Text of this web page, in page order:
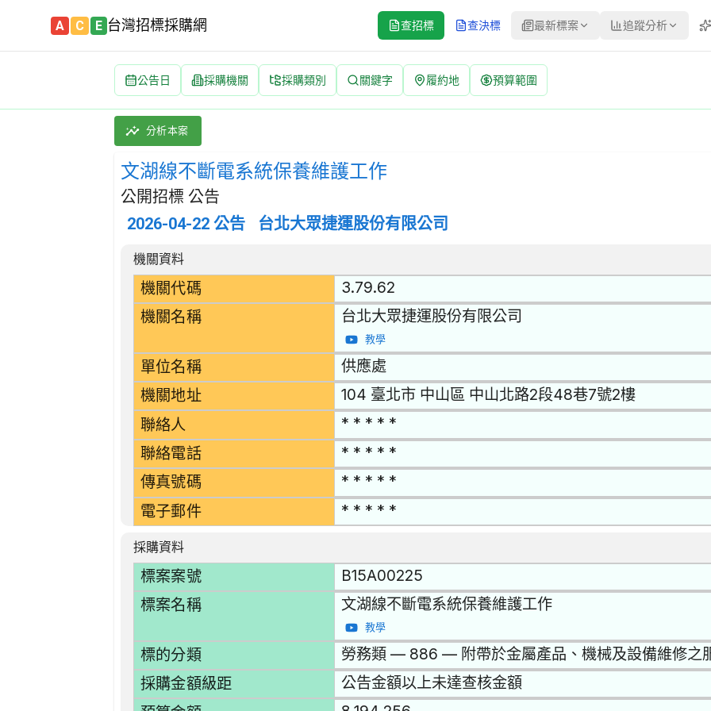
A C E 台灣招標採購網 查招標 查決標 最新標案 追蹤分析
公告日 採購機關 採購類別 關鍵字 履約地 預算範圍
文湖線不斷電系統保養維護工作 招標公告 | 案號：B15A00225 | 公開招標 公告
採購類別：勞務類 附帶於金屬產品、機械及設備維修之服務 | 招標方式：公開招標 | 決標方式：最低標
分析本案
文湖線不斷電系統保養維護工作
公開招標 公告
2026-04-22 公告 台北大眾捷運股份有限公司
招標公告詳細內容
機關資料
機關代碼 3.79.62
機關名稱 台北大眾捷運股份有限公司
教學
單位名稱 供應處
機關地址 104 臺北市 中山區 中山北路2段48巷7號2樓
聯絡人 * * * * *
聯絡電話 * * * * *
傳真號碼 * * * * *
電子郵件 * * * * *
採購資料
標案案號 B15A00225
標案名稱 文湖線不斷電系統保養維護工作
教學
標的分類 勞務類 — 886 — 附帶於金屬產品、機械及設備維修之
採購金額級距 公告金額以上未達查核金額